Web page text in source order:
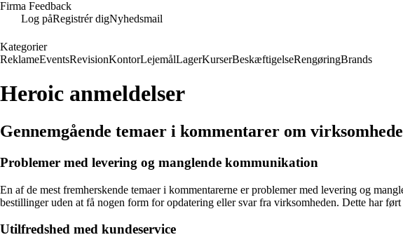
Firma Feedback
Log påRegistrér digNyhedsmail
Kategorier
ReklameEventsRevisionKontorLejemålLagerKurserBeskæftigelseRengøringBrands
Heroic anmeldelser
Gennemgående temaer i kommentarer om
Problemer med levering og manglende kommunikation
En af de mest fremherskende temaer i kommentarerne er problemer med levering og
bestillinger uden at få nogen form for opdatering eller svar fra virksomheden. Dette har
Utilfredshed med kundeservice